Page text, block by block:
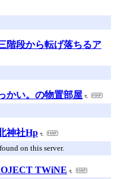
階段から転げ落ちるア
かい。の物置部屋
神社Hp
on this server.
TWiNE